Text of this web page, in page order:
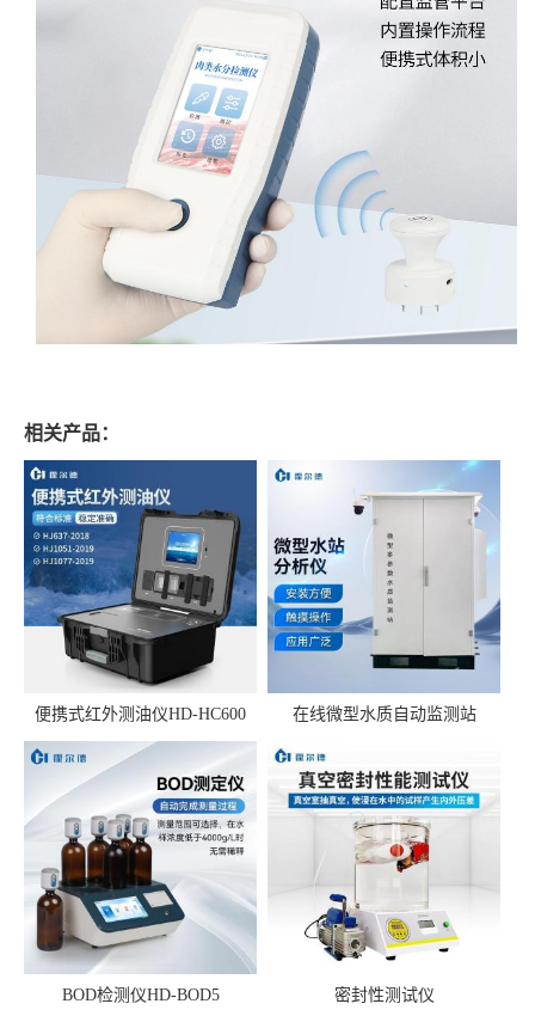
相关产品：
便携式红外测油仪HD-HC600 在线微型水质自动监测站
BOD检测仪HD-BOD5 密封性测试仪